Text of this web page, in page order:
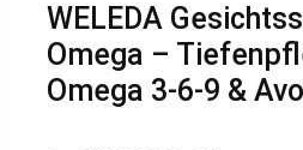
WELEDA
Omega –
Omega 3-6-9 &